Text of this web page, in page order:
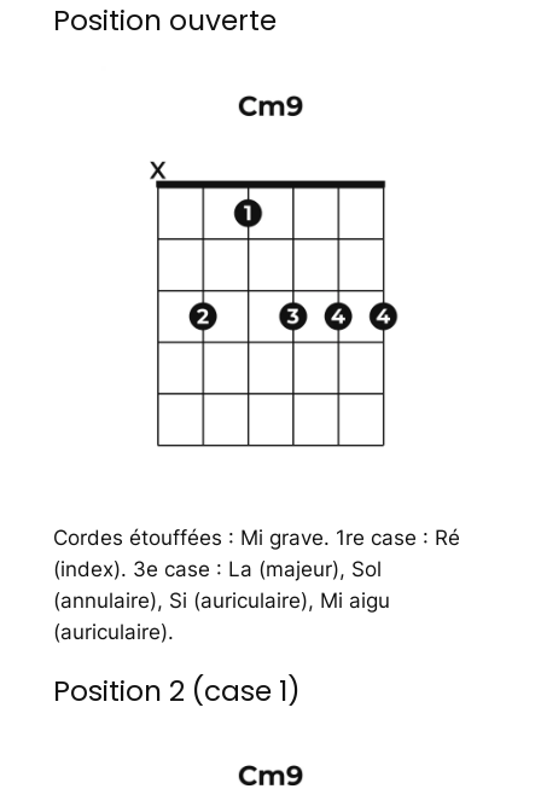
Position ouverte
Cordes étouffées : Mi grave. 1re case : Ré
(index). 3e case : La (majeur), Sol
(annulaire), Si (auriculaire), Mi aigu
(auriculaire).
Position 2 (case 1)